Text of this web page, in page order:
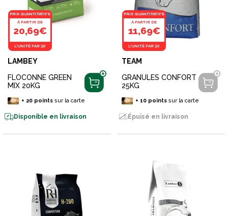
PRIX QUANTITATIFS
À PARTIR DE
20,69€
L'UNITÉ PAR 36
LAMBEY
FLOCONNE GREEN
MIX 20KG
+ 20pointssur la carte
Disponible en livraison
PRIX QUANTITATIFS
À PARTIR DE
11,69€
L'UNITÉ PAR 30
TEAM
GRANULES CONFORT
25KG
+ 10pointssur la carte
Épuisé en livraison